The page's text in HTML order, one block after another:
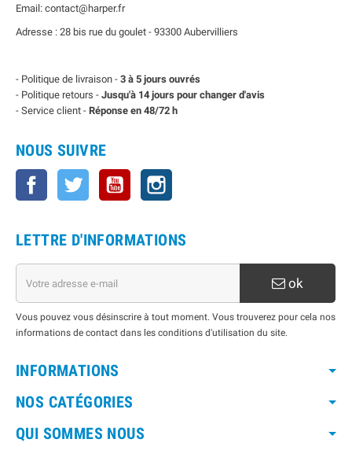
Email: contact@harper.fr
Adresse : 28 bis rue du goulet - 93300 Aubervilliers
- Politique de livraison - 3 à 5 jours ouvrés
- Politique retours - Jusqu'à 14 jours pour changer d'avis
- Service client - Réponse en 48/72 h
NOUS SUIVRE
Facebook Twitter YouTube
LETTRE D'INFORMATIONS
ok
Vous pouvez vous désinscrire à tout moment. Vous trouverez pour cela nos
informations de contact dans les conditions d'utilisation du site.
INFORMATIONS
NOS CATÉGORIES
QUI SOMMES NOUS